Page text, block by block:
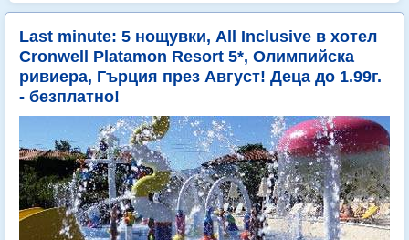
Last minute: 5 нощувки, All Inclusive в хотел
Cronwell Platamon Resort 5*, Олимпийска
ривиера, Гърция през Август! Деца до 1.99г.
- безплатно!